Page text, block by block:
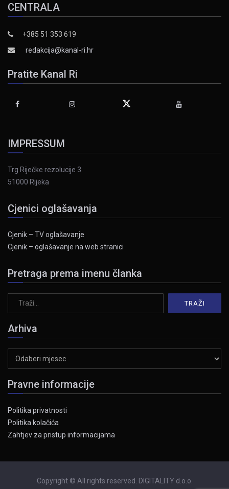
CENTRALA
+385 51 353 619
redakcija@kanal-ri.hr
Pratite Kanal Ri
IMPRESSUM
Trg Riječke rezolucije 3
51000 Rijeka
Cjenici oglašavanja
Cjenik – TV oglašavanje
Cjenik – oglašavanje na web stranici
Pretraga prema imenu članka
Arhiva
Pravne informacije
Politika privatnosti
Politika kolačića
Zahtjev za pristup informacijama
Copyright © All rights reserved. DIGITALITY d.o.o.